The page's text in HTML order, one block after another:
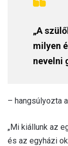
„A
milyen
nevelni
– hangsúlyozta
„Mi kiállunk az
és az egyházi